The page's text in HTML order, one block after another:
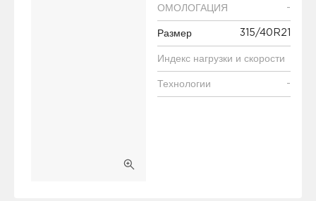
ОМОЛОГАЦИЯ -
Размер 315/40R21
Индекс нагрузки и скорости
Технологии -